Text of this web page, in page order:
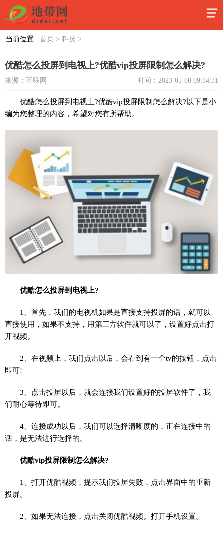
当前位置 : 首页 > 科技 >
优酷怎么投屏到电视上?优酷vip投屏限制怎么解决?
来源：互联网 时间：2023-05-08 09:14:31
优酷怎么投屏到电视上?优酷vip投屏限制怎么解决?以下是小
编为您整理的内容，希望对您有所帮助。
优酷怎么投屏到电视上?
1、首先，我们的电视机如果是直接支持投屏的话，就可以
直接使用，如果不支持，用第三方软件就可以了，设置好点击打
开视频。
2、在视频上，我们点击以后，会看到有一个tv的按钮，点击
即可!
3、点击投屏以后，就会连接我们设置好的投屏软件了，我
们耐心等待即可。
4、连接成功以后，我们可以选择清晰度的，正在连接中的
话，是无法进行选择的。
优酷vip投屏限制怎么解决?
1、打开优酷视频，提示我们投屏失败，点击界面中的重新
投屏。
2、如果无法连接，点击关闭优酷视频。打开手机设置。